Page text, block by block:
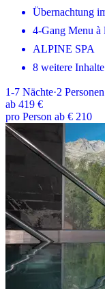
Übernachtung
4-Gang Menu à
ALPINE SPA
8 weitere Inhalte
1-7 Nächte·2 Personen
ab 419 €
pro Person ab € 210